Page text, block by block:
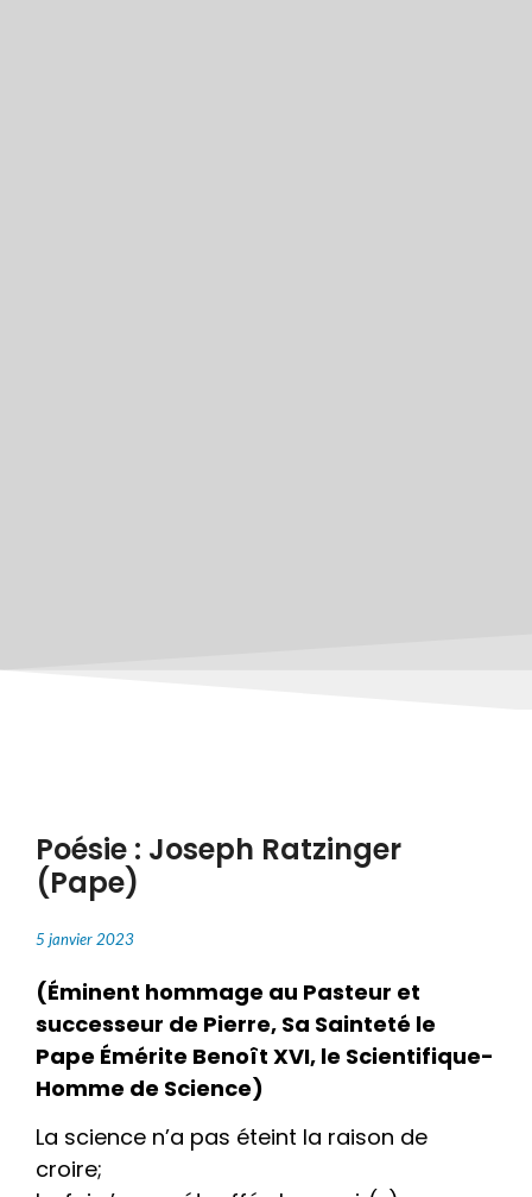
Poésie : Joseph Ratzinger
(Pape)
5 janvier 2023
(Éminent hommage au Pasteur et
successeur de Pierre, Sa Sainteté le
Pape Émérite Benoît XVI, le Scientifique-
Homme de Science)
La science n’a pas éteint la raison de
croire;